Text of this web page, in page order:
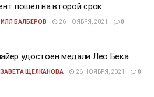
пошёл на второй срок
БАЛБЕРОВ 26 НОЯБРЯ, 2021 0
удостоен медали Лео Бека
ЩЕЛКАНОВА 26 НОЯБРЯ, 2021 0